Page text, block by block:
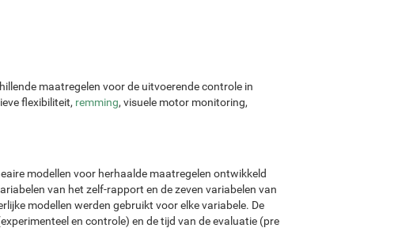
maatregelen voor de uitvoerende controle in
flexibiliteit, remming, visuele motor monitoring,
modellen voor herhaalde maatregelen ontwikkeld
van het zelf-rapport en de zeven variabelen van
modellen werden gebruikt voor elke variabele. De
en controle) en de tijd van de evaluatie (pre